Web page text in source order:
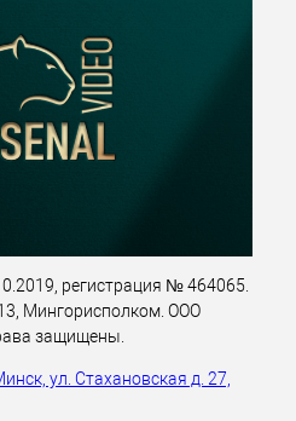
регистрация № 464065.
Мингорисполком. ООО
защищены.
ул. Стахановская д. 27,